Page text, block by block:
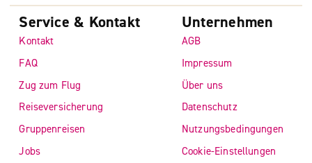
Service & Kontakt
Kontakt
FAQ
Zug zum Flug
Reiseversicherung
Gruppenreisen
Jobs
Unternehmen
AGB
Impressum
Über uns
Datenschutz
Nutzungsbedingungen
Cookie-Einstellungen